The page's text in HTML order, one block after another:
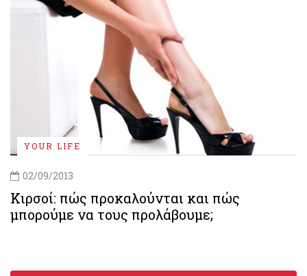
YOUR LIFE
02/09/2013
Κιρσοί: πώς προκαλούνται και πώς
μπορούμε να τους προλάβουμε;